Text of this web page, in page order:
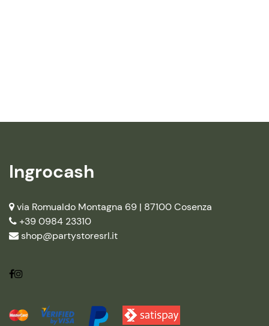
Ingrocash
via Romualdo Montagna 69 | 87100 Cosenza
+39 0984 23310
shop@partystoresrl.it